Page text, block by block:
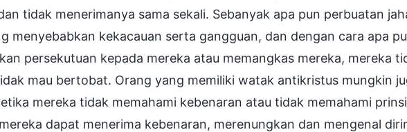
tidak menerimanya sama sekali. Sebanyak apa pun perbuatan
menyebabkan kekacauan serta gangguan, dan dengan cara apa
persekutuan kepada mereka atau memangkas mereka, mereka
mau bertobat. Orang yang memiliki watak antikristus mungkin
mereka tidak memahami kebenaran atau tidak memahami
dapat menerima kebenaran, merenungkan dan mengenal